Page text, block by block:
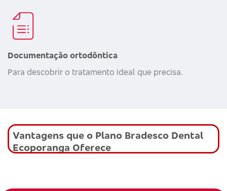
Documentação ortodôntica
Para descobrir o tratamento ideal que precisa.
Vantagens que o Plano Bradesco Dental
Ecoporanga Oferece